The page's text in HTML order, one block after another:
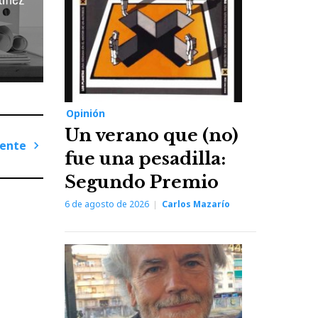
Opinión
Un verano que (no)
fue una pesadilla:
Segundo Premio
6 de agosto de 2026 Carlos Mazarío